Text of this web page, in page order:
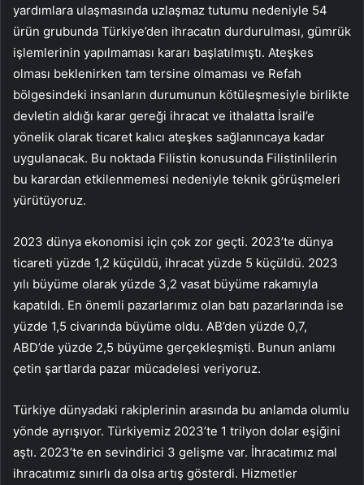
yardımlara ulaşmasında uzlaşmaz tutumu nedeniyle 54
ürün grubunda Türkiye’den ihracatın durdurulması, gümrük
işlemlerinin yapılmaması kararı başlatılmıştı. Ateşkes
olması beklenirken tam tersine olmaması ve Refah
bölgesindeki insanların durumunun kötüleşmesiyle birlikte
devletin aldığı karar gereği ihracat ve ithalatta İsrail’e
yönelik olarak ticaret kalıcı ateşkes sağlanıncaya kadar
uygulanacak. Bu noktada Filistin konusunda Filistinlilerin
bu karardan etkilenmemesi nedeniyle teknik görüşmeleri
yürütüyoruz.
2023 dünya ekonomisi için çok zor geçti. 2023’te dünya
ticareti yüzde 1,2 küçüldü, ihracat yüzde 5 küçüldü. 2023
yılı büyüme olarak yüzde 3,2 vasat büyüme rakamıyla
kapatıldı. En önemli pazarlarımız olan batı pazarlarında ise
yüzde 1,5 civarında büyüme oldu. AB’den yüzde 0,7,
ABD’de yüzde 2,5 büyüme gerçekleşmişti. Bunun anlamı
çetin şartlarda pazar mücadelesi veriyoruz.
Türkiye dünyadaki rakiplerinin arasında bu anlamda olumlu
yönde ayrışıyor. Türkiyemiz 2023’te 1 trilyon dolar eşiğini
aştı. 2023’te en sevindirici 3 gelişme var. İhracatımız mal
ihracatımız sınırlı da olsa artış gösterdi. Hizmetler